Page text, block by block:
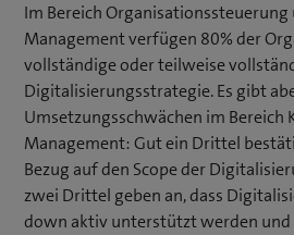
Im Bereich Organisationssteuerung
Management verfügen 80% der
vollständige oder teilweise
Digitalisierungsstrategie. Es gibt
Umsetzungsschwächen im Bereich
Management: Gut ein Drittel
Bezug auf den Scope der
zwei Drittel geben an, dass
down aktiv unterstützt werden und